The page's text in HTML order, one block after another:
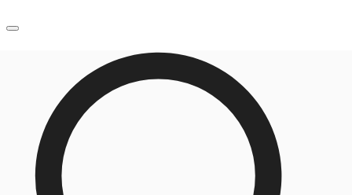
オフィス・事務所
倉庫・物流センター
地図検索
お電話